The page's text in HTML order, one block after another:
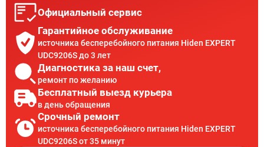
Официальный сервис
Гарантийное обслуживание
источника бесперебойного питания Hiden EXPERT
UDC9206S до 3 лет
Диагностика за наш счет,
ремонт по желанию
Бесплатный выезд курьера
в день обращения
Срочный ремонт
источника бесперебойного питания Hiden EXPERT
UDC9206S от 35 минут